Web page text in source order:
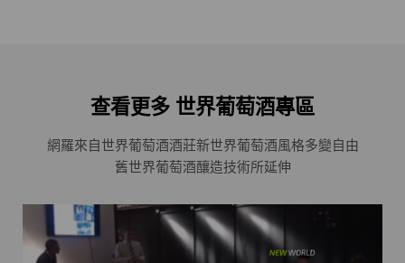
查看更多 世界葡萄酒專區
網羅來自世界葡萄酒酒莊新世界葡萄酒風格多變自由
舊世界葡萄酒釀造技術所延伸